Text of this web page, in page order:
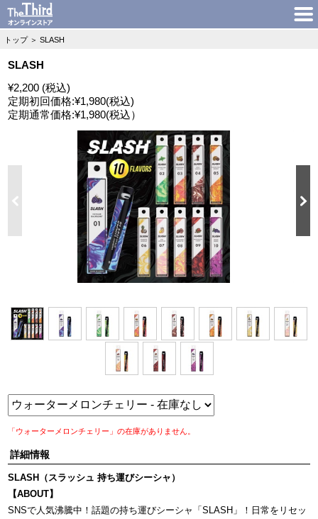
トップ ＞ SLASH
SLASH
¥2,200 (税込)
定期初回価格:¥1,980(税込)
定期通常価格:¥1,980(税込）
「ウォーターメロンチェリー」の在庫がありません。
詳細情報
SLASH（スラッシュ 持ち運びシーシャ）
【ABOUT】
SNSで人気沸騰中！話題の持ち運びシーシャ「SLASH」！日常をリセッ